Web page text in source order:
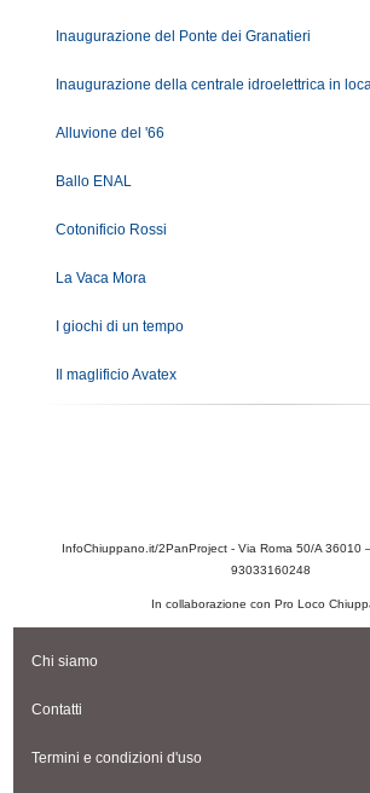
Inaugurazione del Ponte dei Granatieri
Inaugurazione della centrale idroelettrica in
Alluvione del '66
Ballo ENAL
Cotonificio Rossi
La Vaca Mora
I giochi di un tempo
Il maglificio Avatex
InfoChiuppano.it/2PanProject - Via Roma 50/A 36010
93033160248
In collaborazione con Pro Loco
Chi siamo
Contatti
Termini e condizioni d'uso